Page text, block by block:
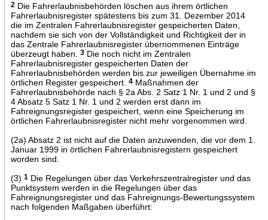
2Die Fahrerlaubnisbehörden löschen aus ihrem örtlichen
Fahrerlaubnisregister spätestens bis zum 31. Dezember 2014
die im Zentralen Fahrerlaubnisregister gespeicherten Daten,
nachdem sie sich von der Vollständigkeit und Richtigkeit der in
das Zentrale Fahrerlaubnisregister übernommenen Einträge
überzeugt haben.
3Die noch nicht im Zentralen
Fahrerlaubnisregister gespeicherten Daten der
Fahrerlaubnisbehörden werden bis zur jeweiligen Übernahme im
örtlichen Register gespeichert.
4Maßnahmen der
Fahrerlaubnisbehörde nach § 2a Abs. 2 Satz 1 Nr. 1 und 2 und §
4 Absatz 5 Satz 1 Nr. 1 und 2 werden erst dann im
Fahreignungsregister gespeichert, wenn eine Speicherung im
örtlichen Fahrerlaubnisregister nicht mehr vorgenommen wird.
(2a) Absatz 2 ist nicht auf die Daten anzuwenden, die vor dem 1.
Januar 1999 in örtlichen Fahrerlaubnisregistern gespeichert
worden sind.
(3) 1Die Regelungen über das Verkehrszentralregister und das
Punktsystem werden in die Regelungen über das
Fahreignungsregister und das Fahreignungs-Bewertungssystem
nach folgenden Maßgaben überführt: